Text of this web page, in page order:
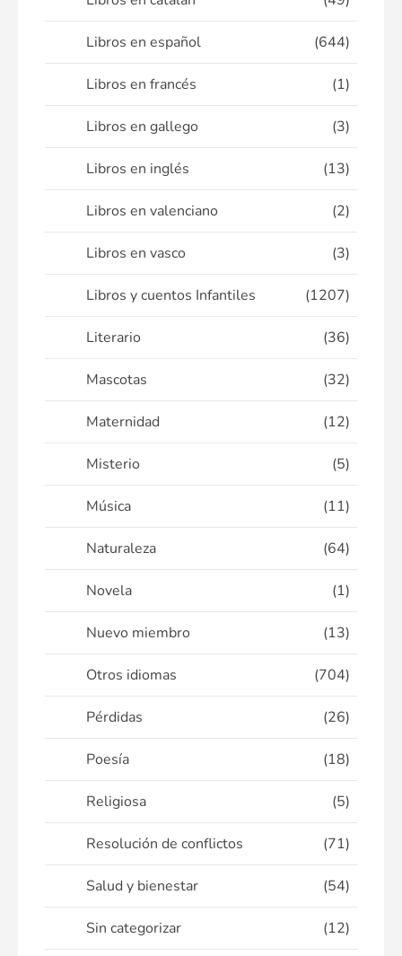
Libros en español (644)
Libros en francés (1)
Libros en gallego (3)
Libros en inglés (13)
Libros en valenciano (2)
Libros en vasco (3)
Libros y cuentos Infantiles (1207)
Literario (36)
Mascotas (32)
Maternidad (12)
Misterio (5)
Música (11)
Naturaleza (64)
Novela (1)
Nuevo miembro (13)
Otros idiomas (704)
Pérdidas (26)
Poesía (18)
Religiosa (5)
Resolución de conflictos (71)
Salud y bienestar (54)
Sin categorizar (12)